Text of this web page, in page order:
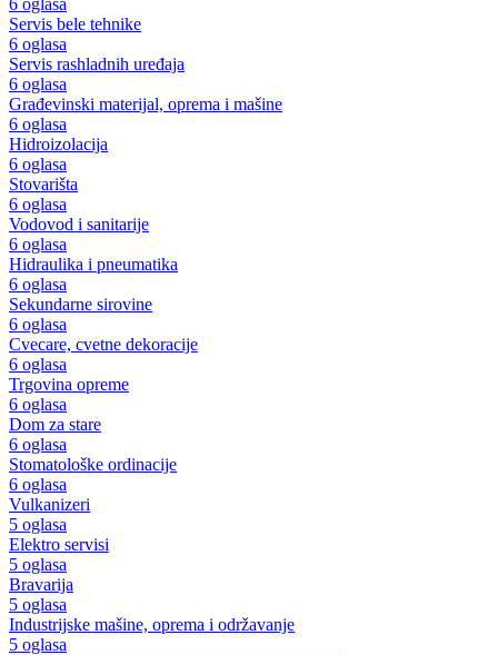
6 oglasa
Servis bele tehnike
6 oglasa
Servis rashladnih uređaja
6 oglasa
Građevinski materijal, oprema i mašine
6 oglasa
Hidroizolacija
6 oglasa
Stovarišta
6 oglasa
Vodovod i sanitarije
6 oglasa
Hidraulika i pneumatika
6 oglasa
Sekundarne sirovine
6 oglasa
Cvecare, cvetne dekoracije
6 oglasa
Trgovina opreme
6 oglasa
Dom za stare
6 oglasa
Stomatološke ordinacije
6 oglasa
Vulkanizeri
5 oglasa
Elektro servisi
5 oglasa
Bravarija
5 oglasa
Industrijske mašine, oprema i održavanje
5 oglasa